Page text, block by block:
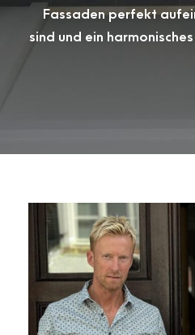
Fassaden perfekt
sind und ein